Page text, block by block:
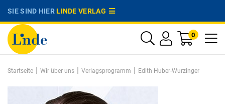
SIE SIND HIERLINDE VERLAG
0
Startseite | Wir über uns | Verlagsprogramm | Edith Huber-Wurzinger